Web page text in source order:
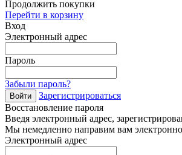
Продолжить покупки
Перейти в корзину
Вход
Электронный адрес
Пароль
Забыли пароль?
Войти
Зарегистрироваться
Восстановление пароля
Введя электронный адрес,
Мы немедленно направим вам
Электронный адрес